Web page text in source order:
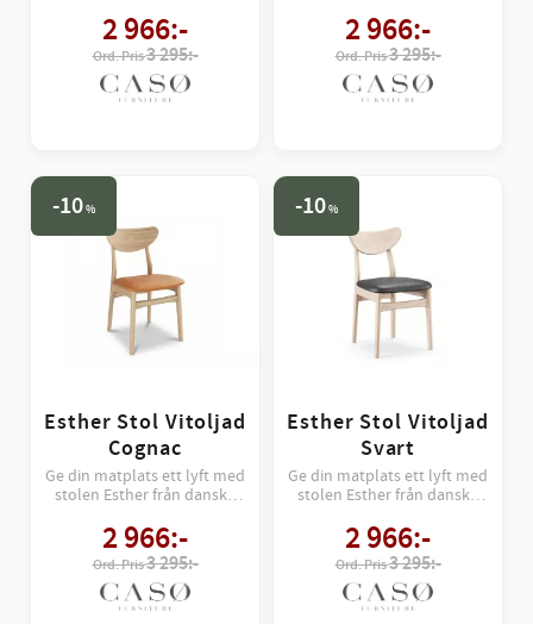
mellan retrocharm och
modernt hantverk.
2 966:-
3 295:-
mellan retrocharm och
modernt hantverk.
2 966:-
3 295:-
Esther Stol Vitoljad
Cognac
Ge din matplats ett lyft med
stolen Esther från danska
mellan retrocharm och
modernt hantverk.
2 966:-
3 295:-
10%
Esther Stol Vitoljad
Svart
Ge din matplats ett lyft med
stolen Esther från danska
mellan retrocharm och
modernt hantverk.
2 966:-
3 295:-
10%